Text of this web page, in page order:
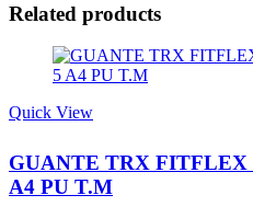
Related products
Quick View
GUANTE TRX FITFLEX
A4 PU T.M